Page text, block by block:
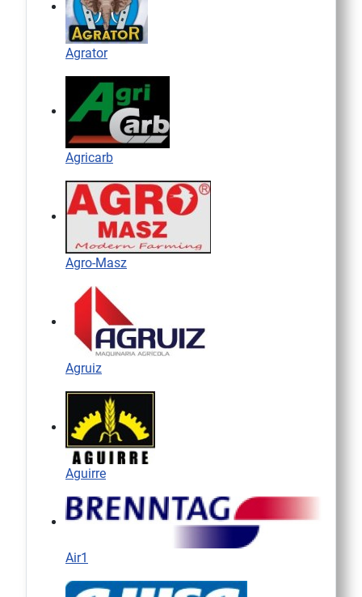
Agrator
Agricarb
Agro-Masz
Agruiz
Aguirre
Air1